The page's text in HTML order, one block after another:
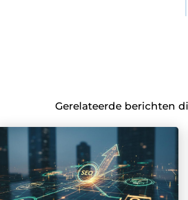
Gerelateerde berichten